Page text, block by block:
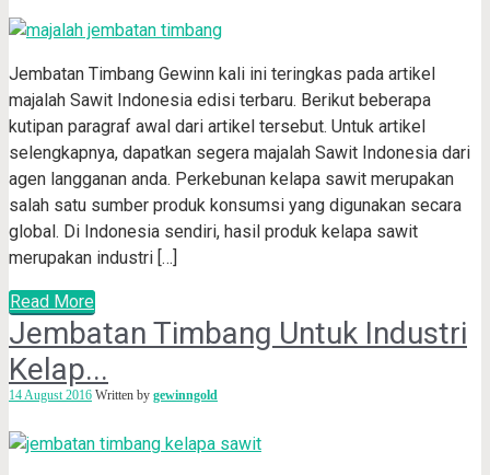
Jembatan Timbang Gewinn kali ini teringkas pada artikel
majalah Sawit Indonesia edisi terbaru. Berikut beberapa
kutipan paragraf awal dari artikel tersebut. Untuk artikel
selengkapnya, dapatkan segera majalah Sawit Indonesia dari
agen langganan anda. Perkebunan kelapa sawit merupakan
salah satu sumber produk konsumsi yang digunakan secara
global. Di Indonesia sendiri, hasil produk kelapa sawit
merupakan industri […]
Read More
Jembatan Timbang Untuk Industri
Kelap...
14 August 2016 Written by gewinngold